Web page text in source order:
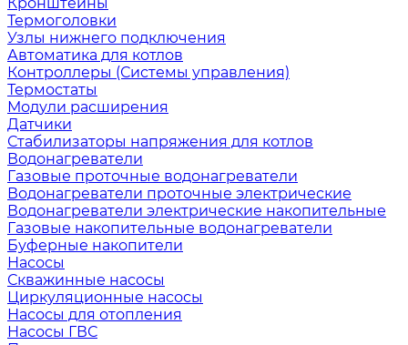
Термоголовки
Узлы нижнего подключения
Автоматика для котлов
Контроллеры (Системы управления)
Термостаты
Модули расширения
Датчики
Стабилизаторы напряжения для котлов
Водонагреватели
Газовые проточные водонагреватели
Водонагреватели проточные электрические
Водонагреватели электрические накопительные
Газовые накопительные водонагреватели
Буферные накопители
Насосы
Скважинные насосы
Циркуляционные насосы
Насосы для отопления
Насосы ГВС